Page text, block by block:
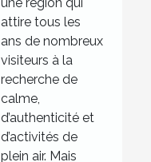
une région qui
attire tous les
ans de nombreux
visiteurs à la
recherche de
calme,
d’authenticité et
d’activités de
plein air. Mais